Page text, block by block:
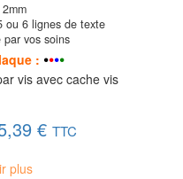
6 lignes de texte
vos soins
: ••••
vis avec cache vis
€ TTC
plus